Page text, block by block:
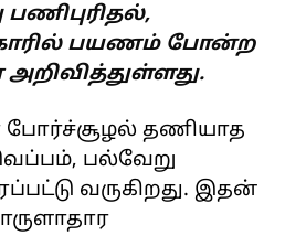
பணிபுரிதல்,
காரில் பயணம் போன்ற
போர்ச்சூழல் தணியாத
பல்வேறு
வருகிறது. இதன்